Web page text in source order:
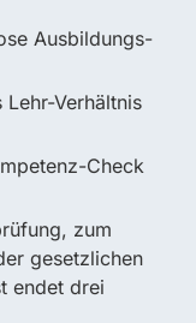
Ausbildungs-
Verhältnis
Check
zum
gesetzlichen
endet drei